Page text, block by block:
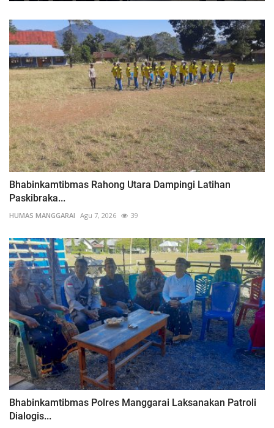
Bhabinkamtibmas Rahong Utara Dampingi Latihan
Paskibraka...
HUMAS MANGGARAI Agu 7, 2026 39
Bhabinkamtibmas Polres Manggarai Laksanakan Patroli
Dialogis...